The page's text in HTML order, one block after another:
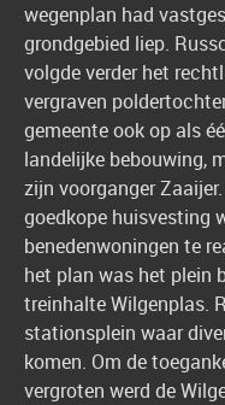
wegenplan had
grondgebied liep.
volgde verder het
vergraven
gemeente ook op als
landelijke bebouwing,
zijn voorganger
goedkope huisvesting
benedenwoningen te
het plan was het plein
treinhalte Wilgenplas.
stationsplein waar
komen. Om de
vergroten werd de